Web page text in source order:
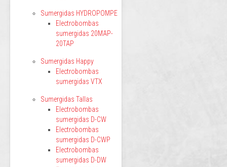
Sumergidas HYDROPOMPE
Electrobombas
sumergidas 20MAP-
20TAP
Sumergidas Happy
Electrobombas
sumergidas VTX
Sumergidas Tallas
Electrobombas
sumergidas D-CW
Electrobombas
sumergidas D-CWP
Electrobombas
sumergidas D-DW